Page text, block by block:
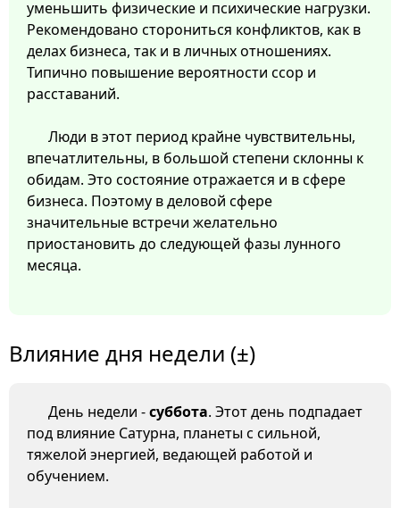
уменьшить физические и психические нагрузки.
Рекомендовано сторониться конфликтов, как в
делах бизнеса, так и в личных отношениях.
Типично повышение вероятности ссор и
расставаний.
Люди в этот период крайне чувствительны,
впечатлительны, в большой степени склонны к
обидам. Это состояние отражается и в сфере
бизнеса. Поэтому в деловой сфере
значительные встречи желательно
приостановить до следующей фазы лунного
месяца.
Влияние дня недели (±)
День недели -суббота. Этот день подпадает
под влияние Сатурна, планеты с сильной,
тяжелой энергией, ведающей работой и
обучением.